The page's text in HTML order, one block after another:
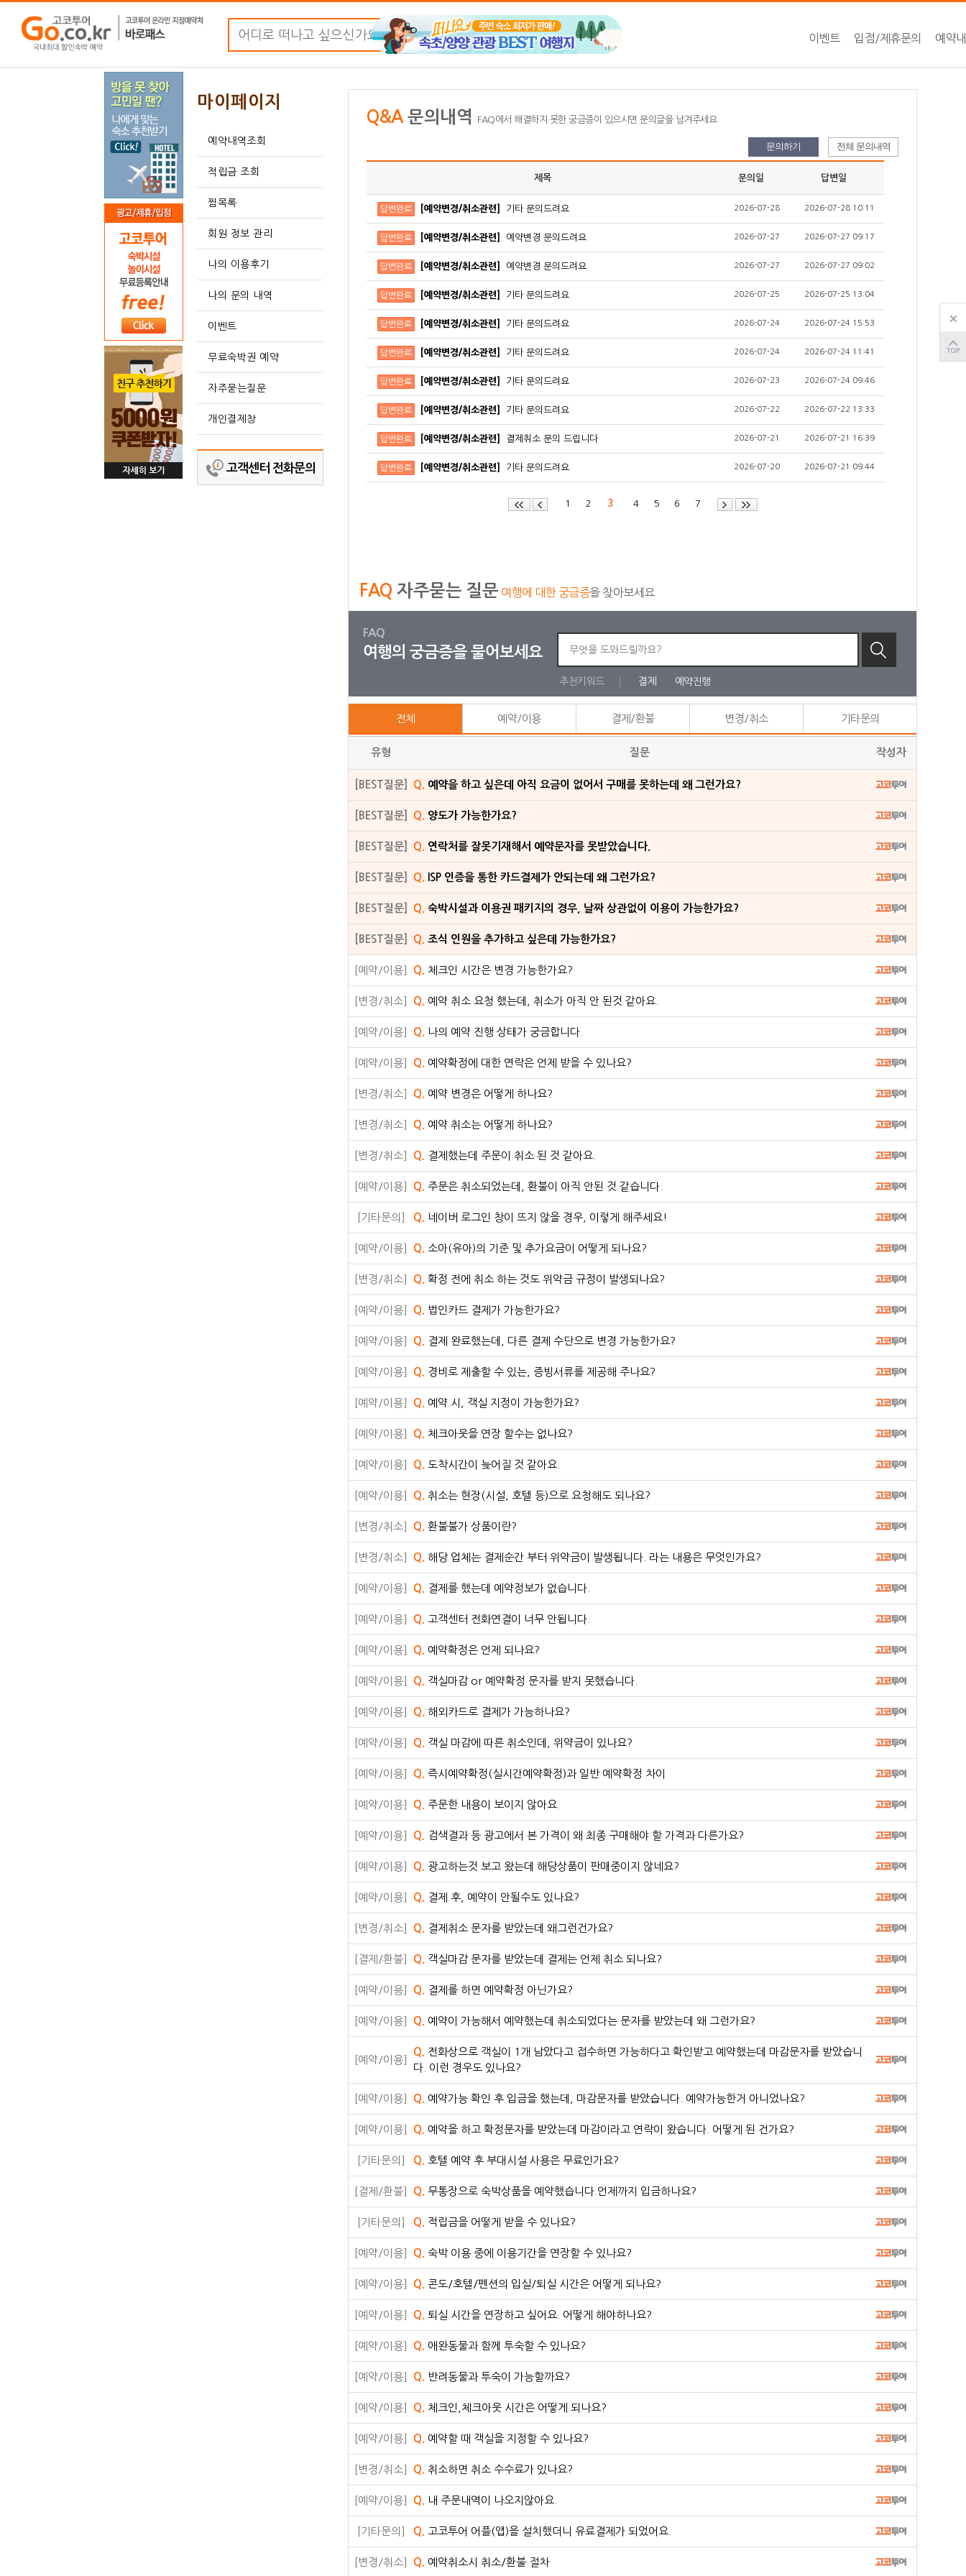
이벤트 입점/제휴문의 예약
마이페이지
예약내역조회
적립금 조회
찜목록
회원 정보 관리
나의 이용후기
나의 문의 내역
이벤트
무료숙박권 예약
자주묻는질문
개인결제창
고객센터 전화문의
Q&A문의내역 FAQ에서 해결하지 못한 궁금증이 있으시면 문의글을 남겨주세요
문의하기 전체 문의내역
제목 문의일 답변일
답변완료 [예약변경/취소관련] 기타 문의드려요 2026-07-28 2026-07-28 10:11
답변완료 [예약변경/취소관련] 예약변경 문의드려요 2026-07-27 2026-07-27 09:17
답변완료 [예약변경/취소관련] 예약변경 문의드려요 2026-07-27 2026-07-27 09:02
답변완료 [예약변경/취소관련] 기타 문의드려요 2026-07-25 2026-07-25 13:04
답변완료 [예약변경/취소관련] 기타 문의드려요 2026-07-24 2026-07-24 15:53
답변완료 [예약변경/취소관련] 기타 문의드려요 2026-07-24 2026-07-24 11:41
답변완료 [예약변경/취소관련] 기타 문의드려요 2026-07-23 2026-07-24 09:46
답변완료 [예약변경/취소관련] 기타 문의드려요 2026-07-22 2026-07-22 13:33
답변완료 [예약변경/취소관련] 결제취소 문의 드립니다 2026-07-21 2026-07-21 16:39
답변완료 [예약변경/취소관련] 기타 문의드려요 2026-07-20 2026-07-21 09:44
1 2 3 4 5 6 7
FAQ 자주묻는 질문 여행에 대한 궁금증을 찾아보세요
FAQ
여행의 궁금증을 물어보세요
추천키워드 결제 예약진행
전체 예약/이용 결제/환불 변경/취소 기타문의
유형 질문 작성자
[BEST질문] Q. 예약을 하고 싶은데 아직 요금이 없어서 구매를 못하는데 왜 그런가요?
[BEST질문] Q. 양도가 가능한가요?
[BEST질문] Q. 연락처를 잘못기재해서 예약문자를 못받았습니다.
[BEST질문] Q. ISP 인증을 통한 카드결제가 안되는데 왜 그런가요?
[BEST질문] Q. 숙박시설과 이용권 패키지의 경우, 날짜 상관없이 이용이 가능한가요?
[BEST질문] Q. 조식 인원을 추가하고 싶은데 가능한가요?
[예약/이용] Q. 체크인 시간은 변경 가능한가요?
[변경/취소] Q. 예약 취소 요청 했는데, 취소가 아직 안 된것 같아요.
[예약/이용] Q. 나의 예약 진행 상태가 궁금합니다.
[예약/이용] Q. 예약확정에 대한 연락은 언제 받을 수 있나요?
[변경/취소] Q. 예약 변경은 어떻게 하나요?
[변경/취소] Q. 예약 취소는 어떻게 하나요?
[변경/취소] Q. 결제했는데 주문이 취소 된 것 같아요.
[예약/이용] Q. 주문은 취소되었는데, 환불이 아직 안된 것 같습니다.
[기타문의] Q. 네이버 로그인 창이 뜨지 않을 경우, 이렇게 해주세요!
[예약/이용] Q. 소아(유아)의 기준 및 추가요금이 어떻게 되나요?
[변경/취소] Q. 확정 전에 취소 하는 것도 위약금 규정이 발생되나요?
[예약/이용] Q. 법인카드 결제가 가능한가요?
[예약/이용] Q. 결제 완료했는데, 다른 결제 수단으로 변경 가능한가요?
[예약/이용] Q. 경비로 제출할 수 있는, 증빙서류를 제공해 주나요?
[예약/이용] Q. 예약 시, 객실 지정이 가능한가요?
[예약/이용] Q. 체크아웃을 연장 할수는 없나요?
[예약/이용] Q. 도착시간이 늦어질 것 같아요.
[예약/이용] Q. 취소는 현장(시설, 호텔 등)으로 요청해도 되나요?
[변경/취소] Q. 환불불가 상품이란?
[변경/취소] Q. 해당 업체는 결제순간 부터 위약금이 발생됩니다. 라는 내용은 무엇인가요?
[예약/이용] Q. 결제를 했는데 예약정보가 없습니다.
[예약/이용] Q. 고객센터 전화연결이 너무 안됩니다.
[예약/이용] Q. 예약확정은 언제 되나요?
[예약/이용] Q. 객실마감 or 예약확정 문자를 받지 못했습니다.
[예약/이용] Q. 해외카드로 결제가 가능하나요?
[예약/이용] Q. 객실 마감에 따른 취소인데, 위약금이 있나요?
[예약/이용] Q. 즉시예약확정(실시간예약확정)과 일반 예약확정 차이
[예약/이용] Q. 주문한 내용이 보이지 않아요.
[예약/이용] Q. 검색결과 등 광고에서 본 가격이 왜 최종 구매해야 할 가격과 다른가요?
[예약/이용] Q. 광고하는것 보고 왔는데 해당상품이 판매중이지 않네요?
[예약/이용] Q. 결제 후, 예약이 안될수도 있나요?
[변경/취소] Q. 결제취소 문자를 받았는데 왜그런건가요?
[결제/환불] Q. 객실마감 문자를 받았는데 결제는 언제 취소 되나요?
[예약/이용] Q. 결제를 하면 예약확정 아닌가요?
[예약/이용] Q. 예약이 가능해서 예약했는데 취소되었다는 문자를 받았는데 왜 그런가요?
[예약/이용]
Q.
전화상으로 객실이 1개 남았다고 접수하면 가능하다고 확인받고 예약했는데 마감문자를 받았습니
다. 이런 경우도 있나요?
[예약/이용] Q. 예약가능 확인 후 입금을 했는데, 마감문자를 받았습니다. 예약가능한거 아니었나요?
[예약/이용] Q. 예약을 하고 확정문자를 받았는데 마감이라고 연락이 왔습니다. 어떻게 된 건가요?
[기타문의] Q. 호텔 예약 후 부대시설 사용은 무료인가요?
[결제/환불] Q. 무통장으로 숙박상품을 예약했습니다.언제까지 입금하나요?
[기타문의] Q. 적립금을 어떻게 받을 수 있나요?
[예약/이용] Q. 숙박 이용 중에 이용기간을 연장할 수 있나요?
[예약/이용] Q. 콘도/호텔/펜션의 입실/퇴실 시간은 어떻게 되나요?
[예약/이용] Q. 퇴실 시간을 연장하고 싶어요. 어떻게 해야하나요?
[예약/이용] Q. 애완동물과 함께 투숙할 수 있나요?
[예약/이용] Q. 반려동물과 투숙이 가능할까요?
[예약/이용] Q. 체크인,체크아웃 시간은 어떻게 되나요?
[예약/이용] Q. 예약할 때 객실을 지정할 수 있나요?
[변경/취소] Q. 취소하면 취소 수수료가 있나요?
[예약/이용] Q. 내 주문내역이 나오지않아요.
[기타문의] Q. 고코투어 어플(앱)을 설치했더니 유료결제가 되었어요.
[변경/취소] Q. 예약취소시 취소/환불 절차